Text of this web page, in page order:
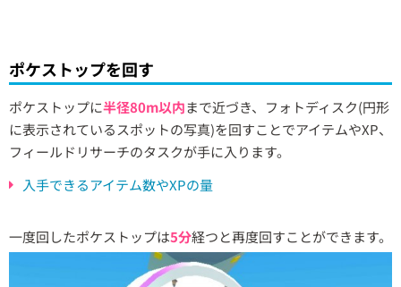
ポケストップを回す
ポケストップに半径80m以内まで近づき、フォトディスク(円形
に表示されているスポットの写真)を回すことでアイテムやXP、
フィールドリサーチのタスクが手に入ります。
入手できるアイテム数やXPの量
一度回したポケストップは5分経つと再度回すことができます。